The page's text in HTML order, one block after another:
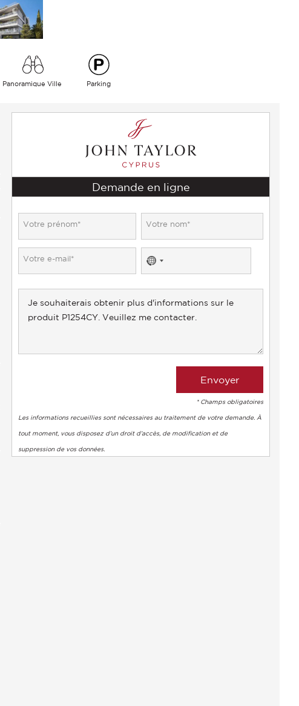
Panoramique Ville Parking
Demande en ligne
No
country
selected
* Champs obligatoires
Les informations recueillies sont nécessaires au traitement de votre demande. À
tout moment, vous disposez d’un droit d’accès, de modification et de
suppression de vos données.